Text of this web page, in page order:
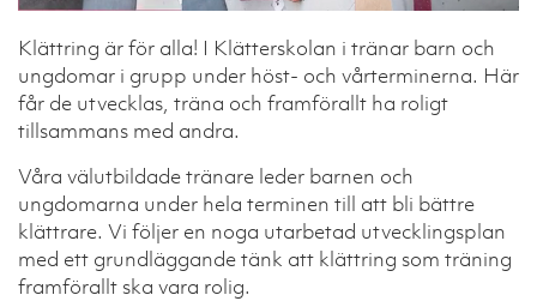
Klättring är för alla! I Klätterskolan i tränar barn och
ungdomar i grupp under höst- och vårterminerna. Här
får de utvecklas, träna och framförallt ha roligt
tillsammans med andra.
Våra välutbildade tränare leder barnen och
ungdomarna under hela terminen till att bli bättre
klättrare. Vi följer en noga utarbetad utvecklingsplan
med ett grundläggande tänk att klättring som träning
framförallt ska vara rolig.